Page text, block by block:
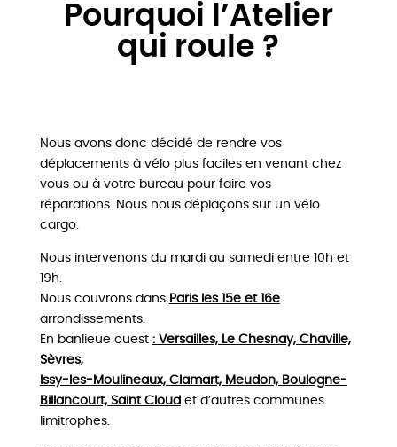
Pourquoi l’Atelier
qui roule ?
Nous avons donc décidé de rendre vos
déplacements à vélo plus faciles en venant chez
vous ou à votre bureau pour faire vos
réparations. Nous nous déplaçons sur un vélo
cargo.
Nous intervenons du mardi au samedi entre 10h et
19h.
Nous couvrons dans Paris les 15e et 16e
arrondissements.
En banlieue ouest : Versailles, Le Chesnay, Chaville,
Sèvres,
Issy-les-Moulineaux, Clamart, Meudon, Boulogne-
Billancourt, Saint Cloud et d’autres communes
limitrophes.